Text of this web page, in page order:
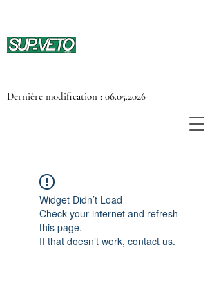
Dernière modification : 06.05.2026
Widget Didn’t Load
Check your internet and refresh
this page.
If that doesn’t work, contact us.